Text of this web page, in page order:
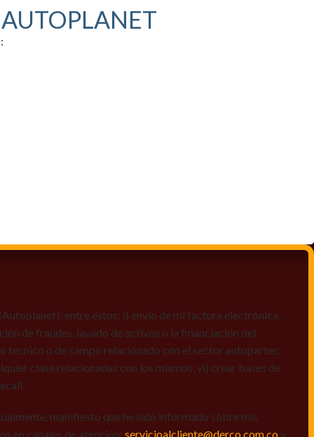
entre estos: i) envío de mi factura electrónica,
de fraudes, lavado de activos o la financiación del
técnico o de campo relacionado con el sector autopartes;
clase relacionadas con los mismos, vi) crear bases de
manifiesto que he sido informado sobre mis
en canales de atención: servicioalcliente@derco.com.co y